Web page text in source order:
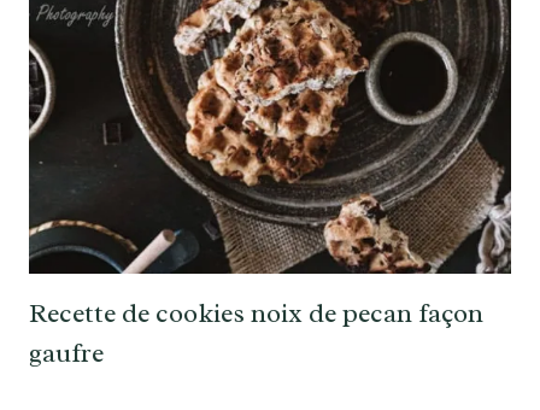
Recette de cookies noix de pecan façon
gaufre